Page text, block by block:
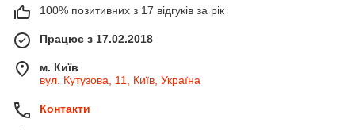
100% позитивних з 17 відгуків за рік
Працює з 17.02.2018
м. Київ
вул. Кутузова, 11, Київ, Україна
Контакти